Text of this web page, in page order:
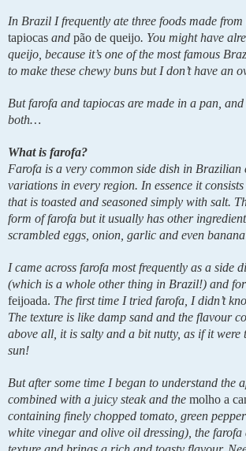
In Brazil I frequently ate three foods made
tapiocas and pão de queijo. You might have
queijo, because it’s one of the most famous
to make these chewy buns but I don’t have an
But farofa and tapiocas are made in a pan,
both…
What is farofa?
Farofa is a very common side dish in Brazilian
variations in every region. In essence it
that is toasted and seasoned simply with salt.
form of farofa but it usually has other
scrambled eggs, onion, garlic and even
I came across farofa most frequently as a side
feijoada. The first time I tried farofa, I didn’t
The texture is like damp sand and the flavour
above all, it is salty and a bit nutty, as if it were
sun!
But after some time I began to understand the
combined with a juicy steak and the molho a
containing finely chopped tomato, green
white vinegar and olive oil dressing), the farofa